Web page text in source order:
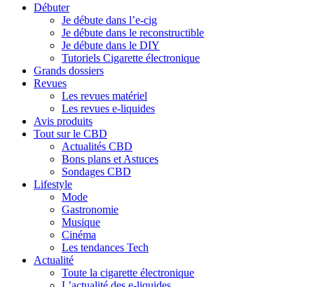
Débuter
Je débute dans l’e-cig
Je débute dans le reconstructible
Je débute dans le DIY
Tutoriels Cigarette électronique
Grands dossiers
Revues
Les revues matériel
Les revues e-liquides
Avis produits
Tout sur le CBD
Actualités CBD
Bons plans et Astuces
Sondages CBD
Lifestyle
Mode
Gastronomie
Musique
Cinéma
Les tendances Tech
Actualité
Toute la cigarette électronique